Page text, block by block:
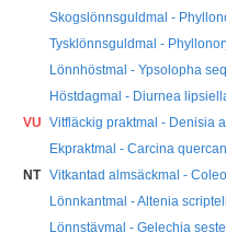
Skogslönnsguldmal -
Tysklönnsguldmal -
Lönnhöstmal - Ypsolopha
Höstdagmal - Diurnea
VU Vitfläckig praktmal - Denisia
Ekpraktmal - Carcina
NT
Vitkantad almsäckmal -
Lönnkantmal - Altenia
Lönnstävmal - Gelechia